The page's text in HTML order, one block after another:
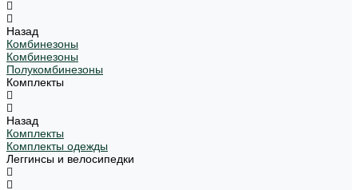
Назад
Комбинезоны
Комбинезоны
Полукомбинезоны
Комплекты
Назад
Комплекты
Комплекты одежды
Леггинсы и велосипедки